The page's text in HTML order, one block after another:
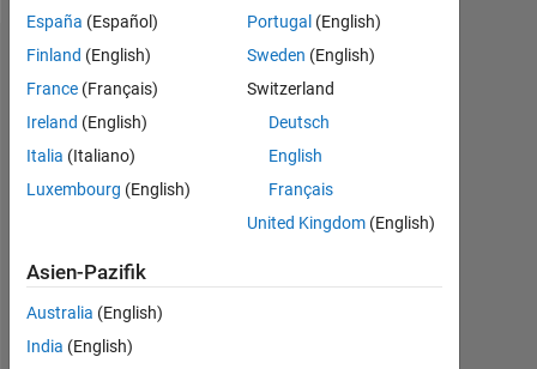
Dashboard
Statistik
MATLAB Answers
BEITRÄGE 10
8
España (Español)
Finland (English)
France (Français)
Ireland (English)
Italia (Italiano)
Luxembourg (English)
Portugal (English)
Sweden (English)
Switzerland
Deutsch
English
Français
United Kingdom (English)
Asien-Pazifik
Australia (English)
India (English)